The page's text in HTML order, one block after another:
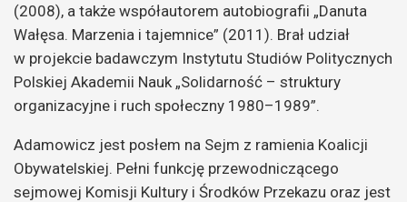
(2008), a także współautorem autobiografii „Danuta
Wałęsa. Marzenia i tajemnice” (2011). Brał udział
w projekcie badawczym Instytutu Studiów Politycznych
Polskiej Akademii Nauk „Solidarność – struktury
organizacyjne i ruch społeczny 1980–1989”.
Adamowicz jest posłem na Sejm z ramienia Koalicji
Obywatelskiej. Pełni funkcję przewodniczącego
sejmowej Komisji Kultury i Środków Przekazu oraz jest